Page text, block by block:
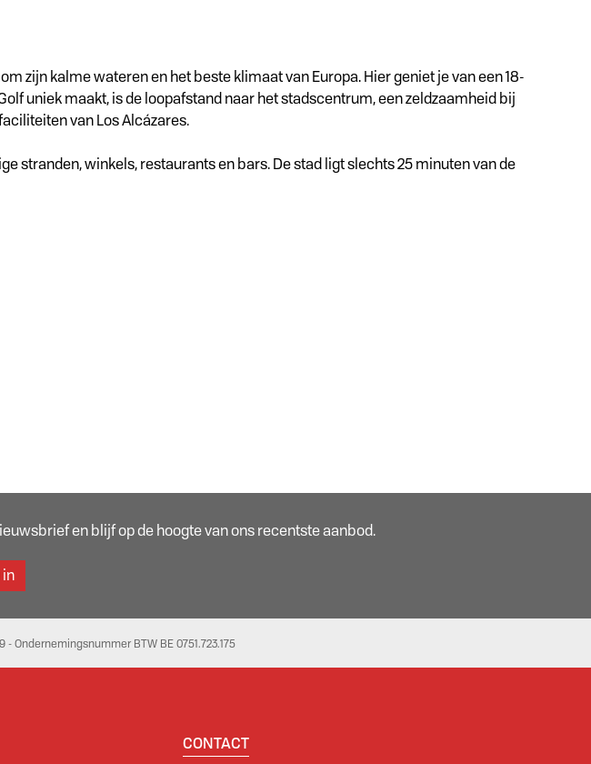
zijn kalme wateren en het beste klimaat van Europa. Hier geniet je van een 18-
uniek maakt, is de loopafstand naar het stadscentrum, een zeldzaamheid bij
van Los Alcázares.
stranden, winkels, restaurants en bars. De stad ligt slechts 25 minuten van de
en blijf op de hoogte van ons recentste aanbod.
Ondernemingsnummer BTW BE 0751.723.175
CONTACT